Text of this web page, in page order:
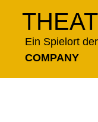
springenEin Spielort der
COMPANY